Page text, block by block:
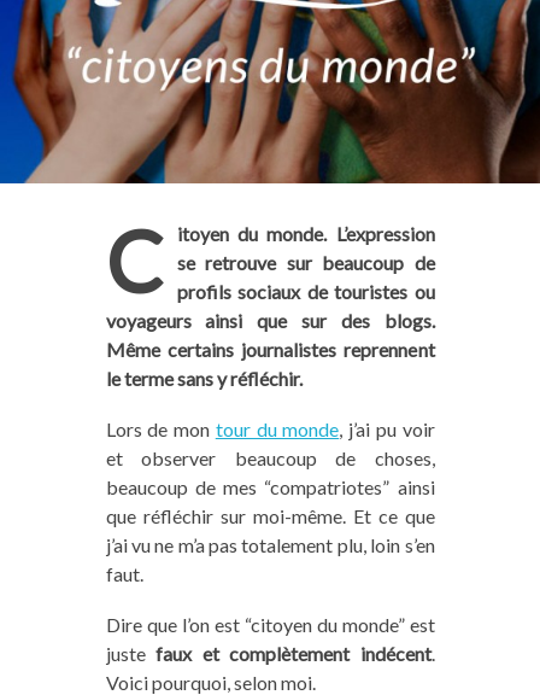
C
itoyen du monde. L’expression
se retrouve sur beaucoup de
profils sociaux de touristes ou
voyageurs ainsi que sur des blogs.
Même certains journalistes reprennent
le terme sans y réfléchir.
Lors de mon tour du monde , j’ai pu voir
et observer beaucoup de choses,
beaucoup de mes “compatriotes” ainsi
que réfléchir sur moi-même. Et ce que
j’ai vu ne m’a pas totalement plu, loin s’en
faut.
Dire que l’on est “citoyen du monde” est
juste faux et complètement indécent.
Voici pourquoi, selon moi.